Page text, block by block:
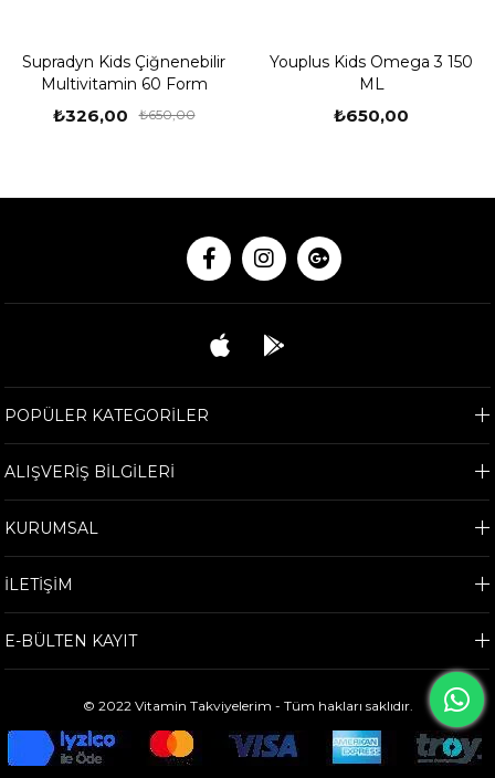
Supradyn Kids Çiğnenebilir
Multivitamin 60 Form
₺326,00 ₺650,00
Youplus Kids Omega 3 150
ML
₺650,00
POPÜLER KATEGORİLER
ALIŞVERİŞ BİLGİLERİ
KURUMSAL
İLETİŞİM
E-BÜLTEN KAYIT
© 2022 Vitamin Takviyelerim - Tüm hakları saklıdır.